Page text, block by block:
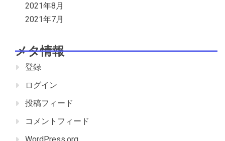
2021年8月
2021年7月
メタ情報
登録
ログイン
投稿フィード
コメントフィード